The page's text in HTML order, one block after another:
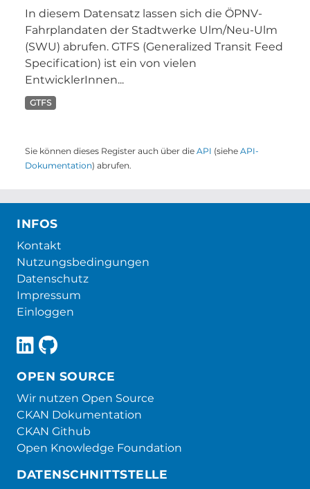
In diesem Datensatz lassen sich die ÖPNV-
Fahrplandaten der Stadtwerke Ulm/Neu-Ulm
(SWU) abrufen. GTFS (Generalized Transit Feed
Specification) ist ein von vielen
EntwicklerInnen...
GTFS
Sie können dieses Register auch über die API (siehe API-
Dokumentation) abrufen.
INFOS
Kontakt
Nutzungsbedingungen
Datenschutz
Impressum
Einloggen
OPEN SOURCE
Wir nutzen Open Source
CKAN Dokumentation
CKAN Github
Open Knowledge Foundation
DATENSCHNITTSTELLE